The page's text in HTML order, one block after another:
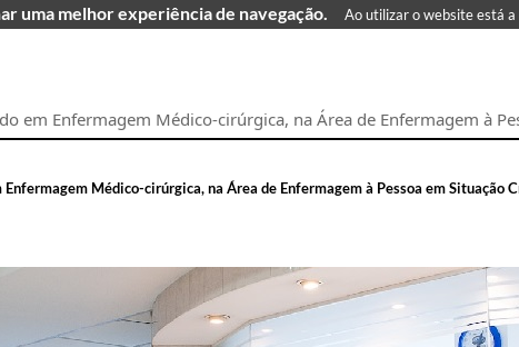
em Enfermagem Médico-cirúrgica, na Área de Enfermagem à
Enfermagem Médico-cirúrgica, na Área de Enfermagem à Pessoa em Situação
uma melhor experiência de navegação. Ao utilizar o website está a